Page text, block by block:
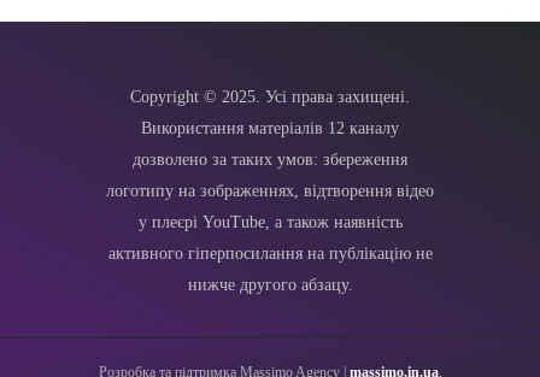
Copyright © 2025. Усі права захищені.
Використання матеріалів 12 каналу
дозволено за таких умов: збереження
логотипу на зображеннях, відтворення відео
у плеєрі YouTube, а також наявність
активного гіперпосилання на публікацію не
нижче другого абзацу.
Розробка та підтримка Massimo Agency | massimo.in.ua.